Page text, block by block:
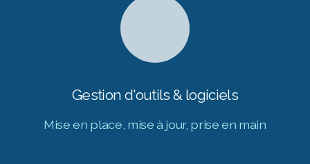
Gestion d'outils & logiciels
Mise en place, mise à jour, prise en main